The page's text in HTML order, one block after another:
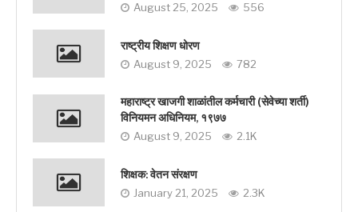
August 25, 2025 556
राष्ट्रीय शिक्षण धोरण
August 9, 2025 782
महाराष्ट्र खाजगी शाळांतील कर्मचारी (सेवेच्या शर्ती)
विनियमन अधिनियम, १९७७
August 9, 2025 2.1K
शिक्षक: वेतन संरक्षण
January 21, 2025 2.3K